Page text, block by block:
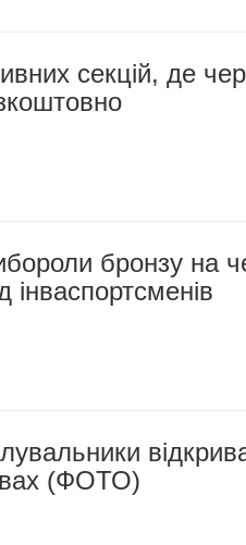
секцій, де
бронзу на
інваспортсменів
(ФОТО)